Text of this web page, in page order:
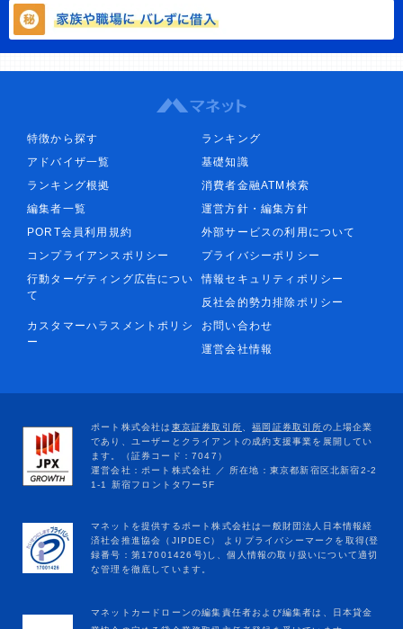
特徴から探す
ランキング
アドバイザ一覧
基礎知識
ランキング根拠
消費者金融ATM検索
編集者一覧
運営方針・編集方針
PORT会員利用規約
外部サービスの利用について
コンプライアンスポリシー
プライバシーポリシー
行動ターゲティング広告につい
て
情報セキュリティポリシー
反社会的勢力排除ポリシー
カスタマーハラスメントポリシ
ー
お問い合わせ
運営会社情報
マネットカードローンの編集責任者および編集者は、日本貸金